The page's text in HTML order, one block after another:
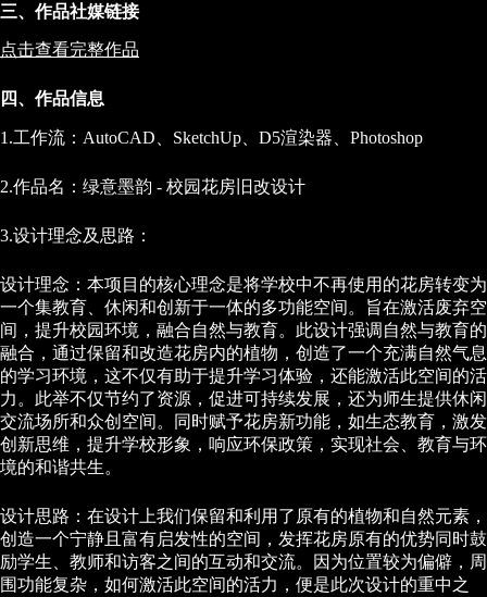
三、作品社媒链接
点击查看完整作品
四、作品信息
1.工作流：AutoCAD、SketchUp、D5渲染器、Photoshop
2.作品名：绿意墨韵 - 校园花房旧改设计
3.设计理念及思路：
设计理念：本项目的核心理念是将学校中不再使用的花房转变为
一个集教育、休闲和创新于一体的多功能空间。旨在激活废弃空
间，提升校园环境，融合自然与教育。此设计强调自然与教育的
融合，通过保留和改造花房内的植物，创造了一个充满自然气息
的学习环境，这不仅有助于提升学习体验，还能激活此空间的活
力。此举不仅节约了资源，促进可持续发展，还为师生提供休闲
交流场所和众创空间。同时赋予花房新功能，如生态教育，激发
创新思维，提升学校形象，响应环保政策，实现社会、教育与环
境的和谐共生。
设计思路：在设计上我们保留和利用了原有的植物和自然元素，
创造一个宁静且富有启发性的空间，发挥花房原有的优势同时鼓
励学生、教师和访客之间的互动和交流。因为位置较为偏僻，周
围功能复杂，如何激活此空间的活力，便是此次设计的重中之